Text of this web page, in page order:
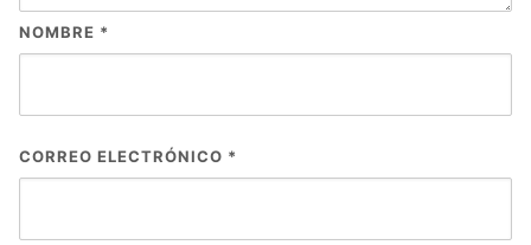
NOMBRE *
CORREO ELECTRÓNICO *